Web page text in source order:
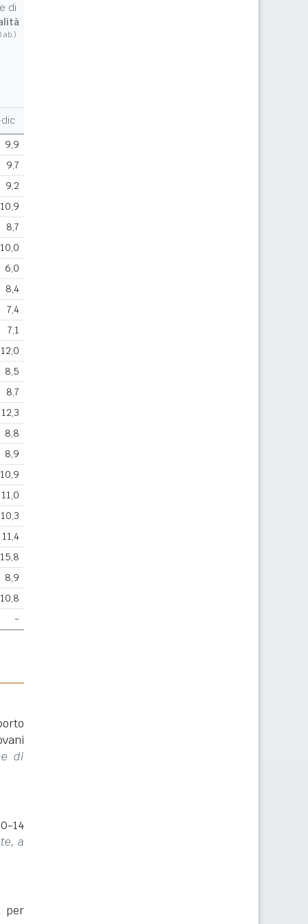
di
ab.)
9,9
9,7
9,2
10,9
8,7
10,0
6,0
8,4
7,4
7,1
12,0
8,5
8,7
12,3
8,8
8,9
10,9
11,0
10,3
11,4
15,8
8,9
10,8
-
di
14
a
per